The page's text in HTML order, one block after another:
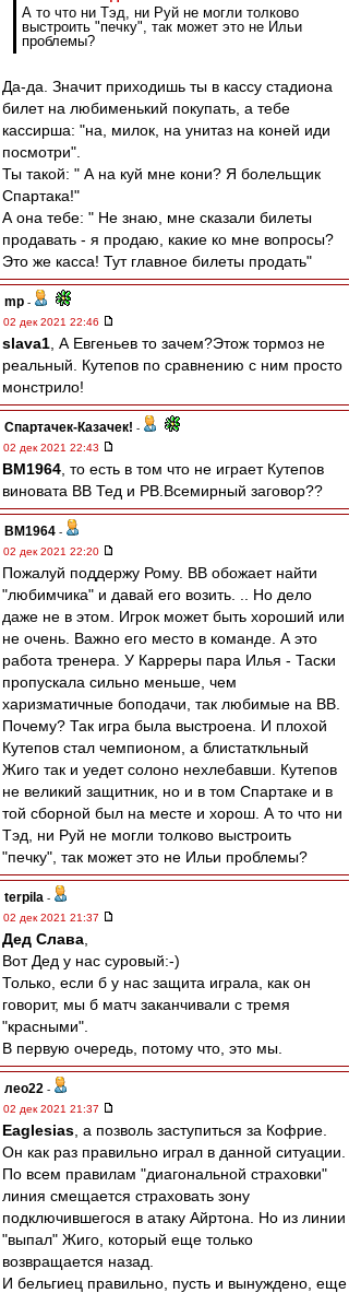
А то что ни Тэд, ни Руй не могли толково
выстроить "печку", так может это не Ильи
проблемы?
Да-да. Значит приходишь ты в кассу стадиона
билет на любименький покупать, а тебе
кассирша: "на, милок, на унитаз на коней иди
посмотри".
Ты такой: " А на куй мне кони? Я болельщик
Спартака!"
А она тебе: " Не знаю, мне сказали билеты
продавать - я продаю, какие ко мне вопросы?
Это же касса! Тут главное билеты продать"
mp -
02 дек 2021 22:46
slava1 , А Евгеньев то зачем?Этож тормоз не
реальный. Кутепов по сравнению с ним просто
монстрило!
Спартачек-Казачек! -
02 дек 2021 22:43
BM1964 , то есть в том что не играет Кутепов
виновата ВВ Тед и РВ.Всемирный заговор??
BM1964 -
02 дек 2021 22:20
Пожалуй поддержу Рому. ВВ обожает найти
"любимчика" и давай его возить. .. Но дело
даже не в этом. Игрок может быть хороший или
не очень. Важно его место в команде. А это
работа тренера. У Карреры пара Илья - Таски
пропускала сильно меньше, чем
харизматичные боподачи, так любимые на ВВ.
Почему? Так игра была выстроена. И плохой
Кутепов стал чемпионом, а блистаткльный
Жиго так и уедет солоно нехлебавши. Кутепов
не великий защитник, но и в том Спартаке и в
той сборной был на месте и хорош. А то что ни
Тэд, ни Руй не могли толково выстроить
"печку", так может это не Ильи проблемы?
terpila -
02 дек 2021 21:37
Дед Слава
Вот Дед у нас суровый:-)
Только, если б у нас защита играла, как он
говорит, мы б матч заканчивали с тремя
"красными".
В первую очередь, потому что, это мы.
лео22 -
02 дек 2021 21:37
Eaglesias , а позволь заступиться за Кофрие.
Он как раз правильно играл в данной ситуации.
По всем правилам "диагональной страховки"
линия смещается страховать зону
подключившегося в атаку Айртона. Но из линии
"выпал" Жиго, который еще только
возвращается назад.
И бельгиец правильно, пусть и вынуждено, еще